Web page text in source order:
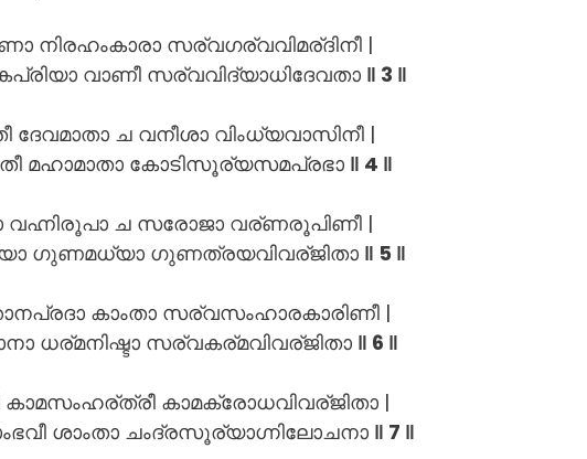
നിരഹംകാരാ സര്വഗര്വവിമര്ദിനീ |
വാണീ സര്വവിദ്യാധിദേവതാ ‖ 3 ‖
ദേവമാതാ ച വനീശാ വിംധ്യവാസിനീ |
മഹാമാതാ കോടിസൂര്യസമപ്രഭാ ‖ 4 ‖
വഹ്നിരൂപാ ച സരോജാ വര്ണരൂപിണീ |
ഗുണമധ്യാ ഗുണത്രയവിവര്ജിതാ ‖ 5 ‖
കാംതാ സര്വസംഹാരകാരിണീ |
ധര്മനിഷ്ടാ സര്വകര്മവിവര്ജിതാ ‖ 6 ‖
കാമസംഹര്ത്രീ കാമക്രോധവിവര്ജിതാ |
ശാംതാ ചംദ്രസൂര്യാഗ്നിലോചനാ ‖ 7 ‖